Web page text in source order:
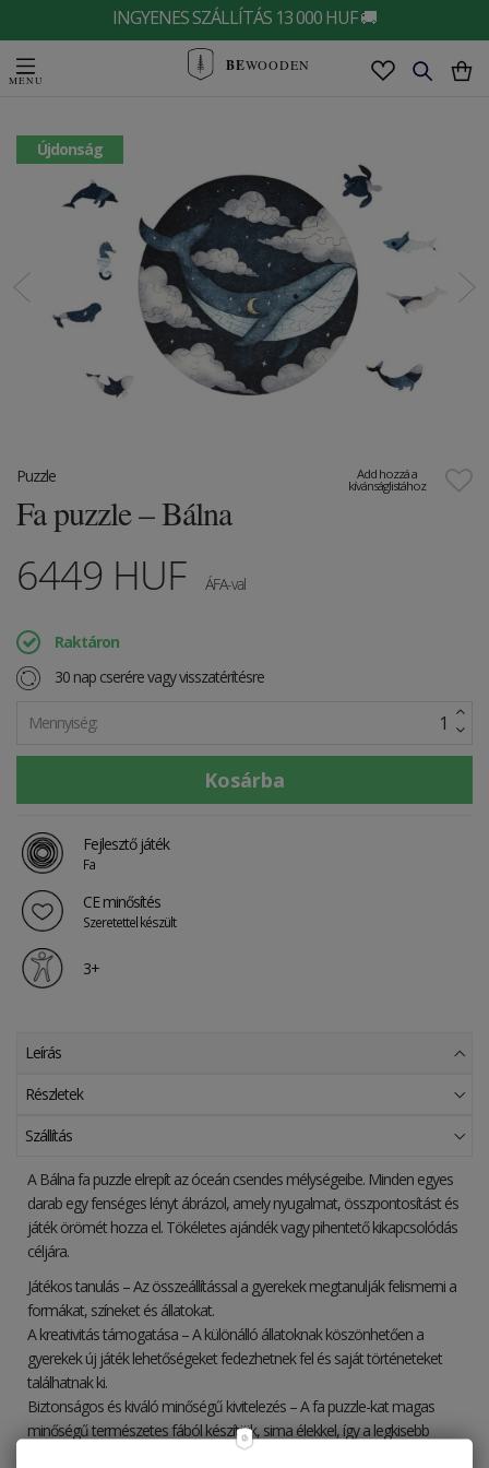
INGYENES SZÁLLÍTÁS 13 000 HUF 🚚
BEWOODEN
Újdonság
Add hozzá a
kívánságlistához
Puzzle
Fa puzzle – Bálna
6449 HUF ÁFA-val
Raktáron
30 nap cserére vagy visszatérítésre
Mennyiség:
Fejlesztő játék
Fa
CE minősítés
Szeretettel készült
3+
Leírás
Részletek
Szállítás
A Bálna fa puzzle elrepít az óceán csendes mélységeibe. Minden egyes
darab egy fenséges lényt ábrázol, amely nyugalmat, összpontosítást és
játék örömét hozza el. Tökéletes ajándék vagy pihentető kikapcsolódás
céljára.
Játékos tanulás – Az összeállítással a gyerekek megtanulják felismerni a
formákat, színeket és állatokat.
A kreativitás támogatása – A különálló állatoknak köszönhetően a
gyerekek új játék lehetőségeket fedezhetnek fel és saját történeteket
találhatnak ki.
Biztonságos és kiváló minőségű kivitelezés – A fa puzzle-kat magas
minőségű természetes fából készítjük, sima élekkel, így a legkisebb